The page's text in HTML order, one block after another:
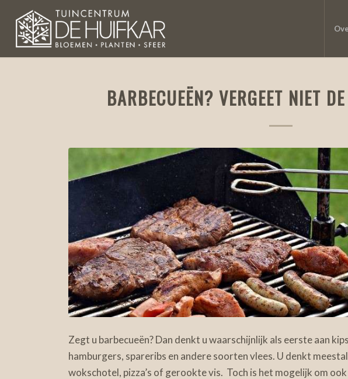
BARBECUEËN? VERGEET NIET
Zegt u barbecueën? Dan denkt u waarschijnlijk als eerste aan
hamburgers, spareribs en andere soorten vlees. U denkt
wokschotel, pizza’s of gerookte vis. Toch is het mogelijk om